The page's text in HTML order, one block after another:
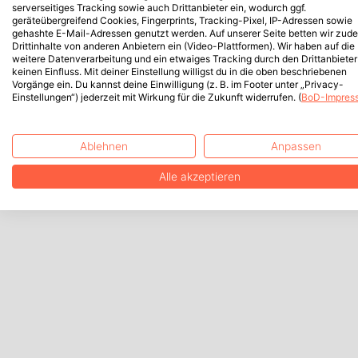
serverseitiges Tracking sowie auch Drittanbieter ein, wodurch ggf.
geräteübergreifend Cookies, Fingerprints, Tracking-Pixel, IP-Adressen sowie
gehashte E-Mail-Adressen genutzt werden. Auf unserer Seite betten wir
Drittinhalte von anderen Anbietern ein (Video-Plattformen). Wir haben auf die
weitere Datenverarbeitung und ein etwaiges Tracking durch den Drittanbieter
keinen Einfluss. Mit deiner Einstellung willigst du in die oben beschriebenen
Vorgänge ein. Du kannst deine Einwilligung (z. B. im Footer unter „Privacy-
Einstellungen“) jederzeit mit Wirkung für die Zukunft widerrufen. (BoD-
Ablehnen Anpassen
Alle akzeptieren